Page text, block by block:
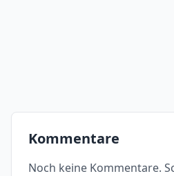
Kommentare
Noch keine Kommentare.